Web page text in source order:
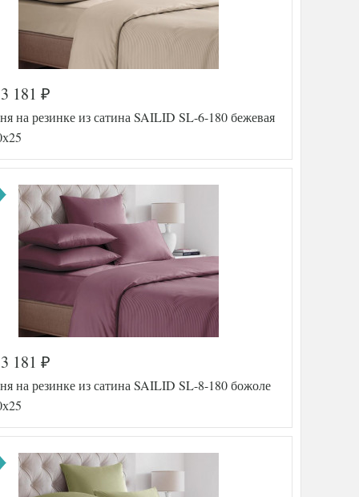
560-425
SLD-SL
180х200
резинке)
Sailid
(Китай)
557-209
SLD-SL
180х200
резинке)
Sailid
(Китай)
3 181 ₽
на резинке из сатина SAILID SL-6-180 бежевая
3 181 ₽
на резинке из сатина SAILID SL-8-180 божоле